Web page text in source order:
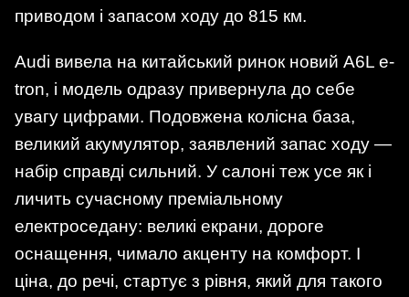
приводом і запасом ходу до 815 км.
Audi вивела на китайський ринок новий A6L e-
tron, і модель одразу привернула до себе
увагу цифрами. Подовжена колісна база,
великий акумулятор, заявлений запас ходу —
набір справді сильний. У салоні теж усе як і
личить сучасному преміальному
електроседану: великі екрани, дороге
оснащення, чимало акценту на комфорт. І
ціна, до речі, стартує з рівня, який для такого